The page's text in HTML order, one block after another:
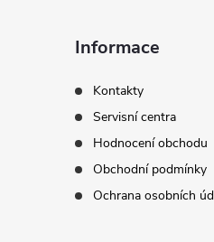
ý
p
i
s
u
Informace
Kontakty
Servisní centra
Hodnocení obchodu
Obchodní podmínky
Ochrana osobních